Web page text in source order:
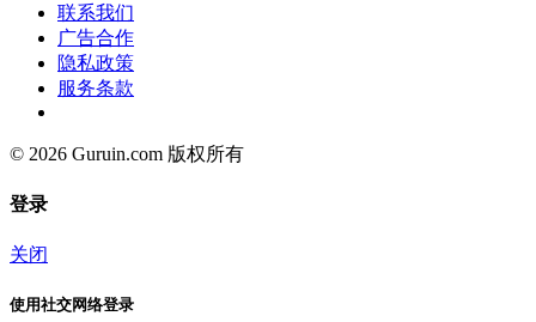
联系我们
广告合作
隐私政策
服务条款
© 2026 Guruin.com 版权所有
登录
关闭
使用社交网络登录